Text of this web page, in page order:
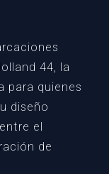
44, la
para quienes
diseño
el
de